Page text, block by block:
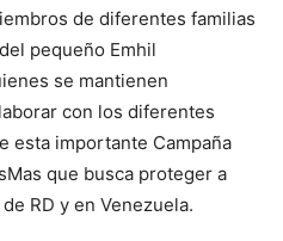
de diferentes familias
pequeño Emhil
se mantienen
con los diferentes
esta importante Campaña
que busca proteger a
RD y en Venezuela.